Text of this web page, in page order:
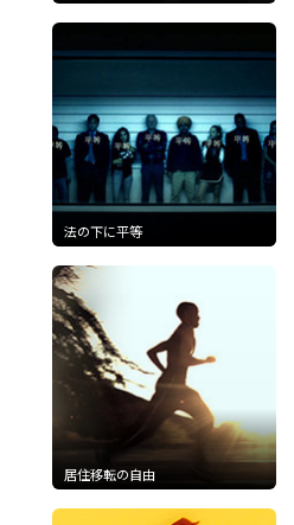
法の下に平等
居住移転の自由